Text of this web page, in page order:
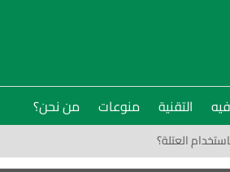
التقنية منوعات من نحن؟
العتلة؟